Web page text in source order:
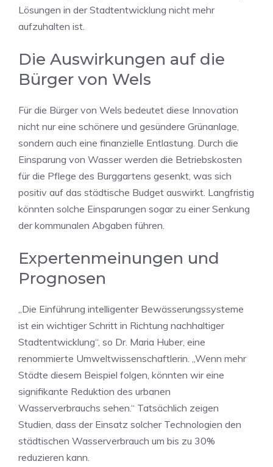
Lösungen in der Stadtentwicklung nicht mehr
aufzuhalten ist.
Die Auswirkungen auf die
Bürger von Wels
Für die Bürger von Wels bedeutet diese Innovation
nicht nur eine schönere und gesündere Grünanlage,
sondern auch eine finanzielle Entlastung. Durch die
Einsparung von Wasser werden die Betriebskosten
für die Pflege des Burggartens gesenkt, was sich
positiv auf das städtische Budget auswirkt. Langfristig
könnten solche Einsparungen sogar zu einer Senkung
der kommunalen Abgaben führen.
Expertenmeinungen und
Prognosen
„Die Einführung intelligenter Bewässerungssysteme
ist ein wichtiger Schritt in Richtung nachhaltiger
Stadtentwicklung“, so Dr. Maria Huber, eine
renommierte Umweltwissenschaftlerin. „Wenn mehr
Städte diesem Beispiel folgen, könnten wir eine
signifikante Reduktion des urbanen
Wasserverbrauchs sehen.“ Tatsächlich zeigen
Studien, dass der Einsatz solcher Technologien den
städtischen Wasserverbrauch um bis zu 30%
reduzieren kann.